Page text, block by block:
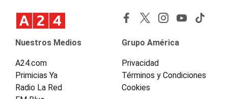
Nuestros Medios
A24.com
Primicias Ya
Radio La Red
Grupo América
Privacidad
Términos y Condiciones
Cookies